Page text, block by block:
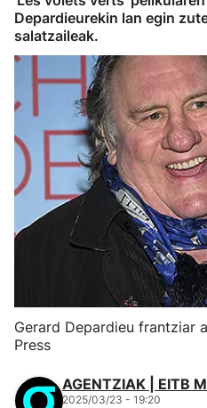
Depardieurekin lan egin
salatzaileak.
Gerard Depardieu frantziar
Press
AGENTZIAK | EITB
2025/03/23 - 19:20